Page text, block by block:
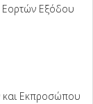
Εξόδου
Εκπροσώπου